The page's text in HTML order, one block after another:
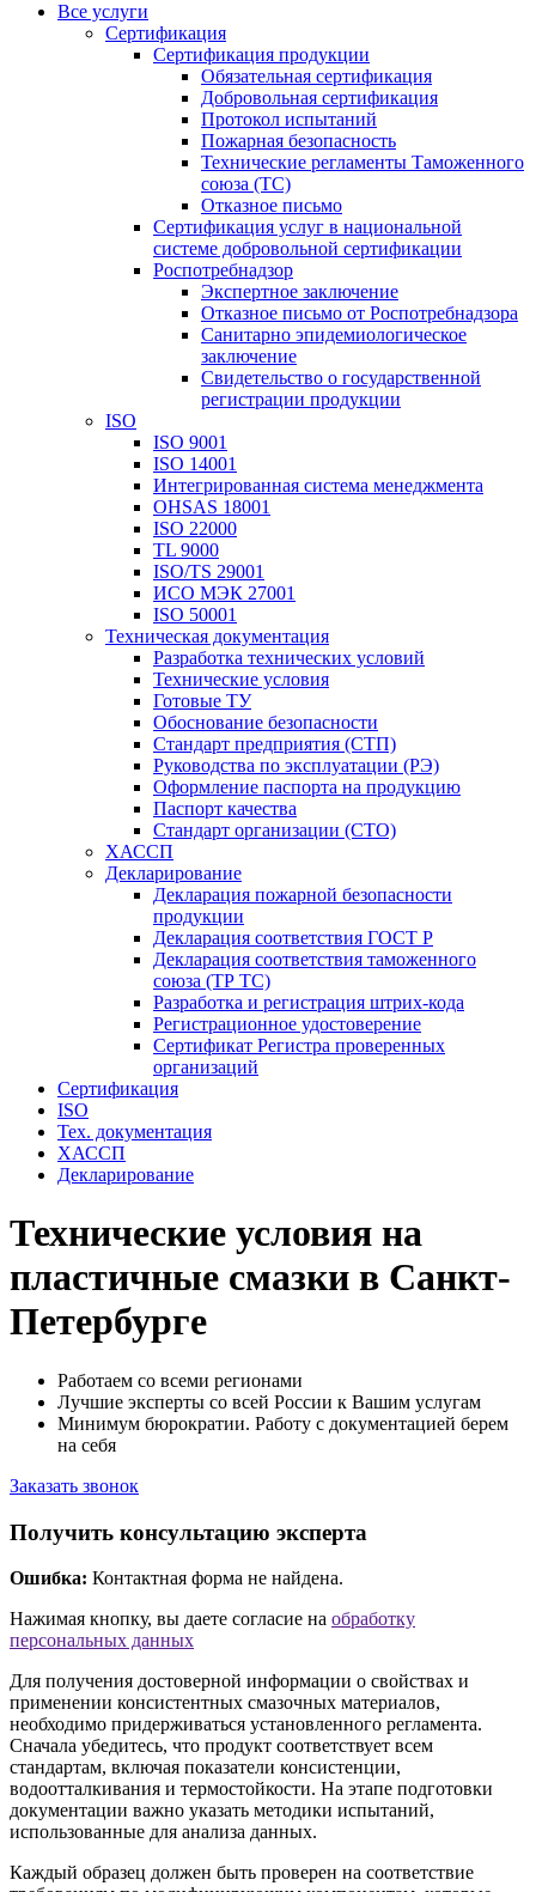
Все услуги
Сертификация
Сертификация продукции
Обязательная сертификация
Добровольная сертификация
Протокол испытаний
Пожарная безопасность
Технические регламенты Таможенного
союза (ТС)
Отказное письмо
Сертификация услуг в национальной
системе добровольной сертификации
Роспотребнадзор
Экспертное заключение
Отказное письмо от Роспотребнадзора
Санитарно эпидемиологическое
заключение
Свидетельство о государственной
регистрации продукции
ISO
ISO 9001
ISO 14001
Интегрированная система менеджмента
OHSAS 18001
ISO 22000
TL 9000
ISO/TS 29001
ИСО МЭК 27001
ISO 50001
Техническая документация
Разработка технических условий
Технические условия
Готовые ТУ
Обоснование безопасности
Стандарт предприятия (СТП)
Руководства по эксплуатации (РЭ)
Оформление паспорта на продукцию
Паспорт качества
Стандарт организации (СТО)
ХАССП
Декларирование
Декларация пожарной безопасности
продукции
Декларация соответствия ГОСТ Р
Декларация соответствия таможенного
союза (ТР ТС)
Разработка и регистрация штрих-кода
Регистрационное удостоверение
Сертификат Регистра проверенных
организаций
Сертификация
ISO
Тех. документация
ХАССП
Декларирование
Технические условия на
пластичные смазки в Санкт-
Петербурге
Работаем со всеми регионами
Лучшие эксперты со всей России к Вашим услугам
Минимум бюрократии. Работу с документацией берем
на себя
Заказать звонок
Получить консультацию эксперта
Ошибка: Контактная форма не найдена.
Нажимая кнопку, вы даете согласие на обработку
персональных данных
Для получения достоверной информации о свойствах и
применении консистентных смазочных материалов,
необходимо придерживаться установленного регламента.
Сначала убедитесь, что продукт соответствует всем
стандартам, включая показатели консистенции,
водоотталкивания и термостойкости. На этапе подготовки
документации важно указать методики испытаний,
использованные для анализа данных.
Каждый образец должен быть проверен на соответствие